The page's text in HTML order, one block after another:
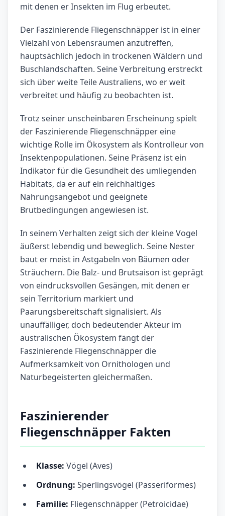
mit denen er Insekten im Flug erbeutet.
Der Faszinierende Fliegenschnäpper ist in einer
Vielzahl von Lebensräumen anzutreffen,
hauptsächlich jedoch in trockenen Wäldern und
Buschlandschaften. Seine Verbreitung erstreckt
sich über weite Teile Australiens, wo er weit
verbreitet und häufig zu beobachten ist.
Trotz seiner unscheinbaren Erscheinung spielt
der Faszinierende Fliegenschnäpper eine
wichtige Rolle im Ökosystem als Kontrolleur von
Insektenpopulationen. Seine Präsenz ist ein
Indikator für die Gesundheit des umliegenden
Habitats, da er auf ein reichhaltiges
Nahrungsangebot und geeignete
Brutbedingungen angewiesen ist.
In seinem Verhalten zeigt sich der kleine Vogel
äußerst lebendig und beweglich. Seine Nester
baut er meist in Astgabeln von Bäumen oder
Sträuchern. Die Balz- und Brutsaison ist geprägt
von eindrucksvollen Gesängen, mit denen er
sein Territorium markiert und
Paarungsbereitschaft signalisiert. Als
unauffälliger, doch bedeutender Akteur im
australischen Ökosystem fängt der
Faszinierende Fliegenschnäpper die
Aufmerksamkeit von Ornithologen und
Naturbegeisterten gleichermaßen.
Faszinierender
Fliegenschnäpper Fakten
Klasse: Vögel (Aves)
Ordnung: Sperlingsvögel (Passeriformes)
Familie: Fliegenschnäpper (Petroicidae)